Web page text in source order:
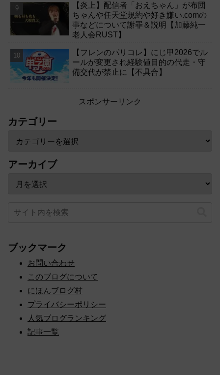
【炎上】配信者「おえちゃん」が布団
ちゃんや任天堂規約や好き嫌い.comの
事などについて謝罪＆説明【加藤純一
老人会RUST】
【フレンのパリコレ】にじ甲2026でル
ールが変更され経験値目的の代走・守
備交代が禁止に【不具合】
スポンサーリンク
カテゴリー
アーカイブ
ブックマーク
お問い合わせ
このブログについて
にほんブログ村
プライバシーポリシー
人気ブログランキング
記事一覧